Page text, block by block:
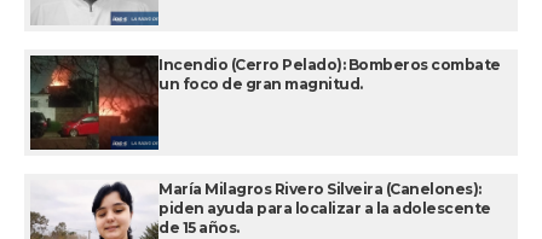
Incendio (Cerro Pelado): Bomberos combate
un foco de gran magnitud.
María Milagros Rivero Silveira (Canelones):
piden ayuda para localizar a la adolescente
de 15 años.